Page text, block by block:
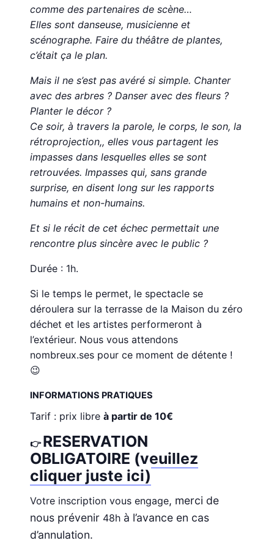
comme des partenaires de scène…
Elles sont danseuse, musicienne et
scénographe. Faire du théâtre de plantes,
c’était ça le plan.
Mais il ne s’est pas avéré si simple. Chanter
avec des arbres ? Danser avec des fleurs ?
Planter le décor ?
Ce soir, à travers la parole, le corps, le son, la
rétroprojection,, elles vous partagent les
impasses dans lesquelles elles se sont
retrouvées. Impasses qui, sans grande
surprise, en disent long sur les rapports
humains et non-humains.
Et si le récit de cet échec permettait une
rencontre plus sincère avec le public ?
Durée : 1h.
Si le temps le permet, le spectacle se
déroulera sur la terrasse de la Maison du zéro
déchet et les artistes performeront à
l’extérieur. Nous vous attendons
nombreux.ses pour ce moment de détente !
😉
INFORMATIONS PRATIQUES
Tarif : prix libreà partir de 10€
👉RESERVATION
OBLIGATOIRE (veuillez
cliquer juste ici)
Votre inscription vous engage, merci de
nous prévenir 48h à l’avance en cas
d’annulation.